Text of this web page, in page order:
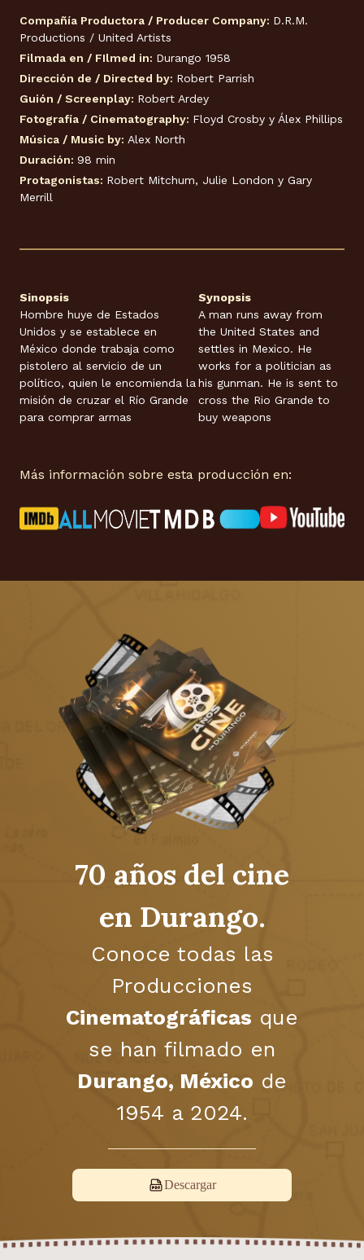
Compañía Productora / Producer Company: D.R.M.
Productions / United Artists
Filmada en / FIlmed in: Durango 1958
Dirección de / Directed by: Robert Parrish
Guión / Screenplay: Robert Ardey
Fotografía / Cinematography: Floyd Crosby y Álex Phillips
Música / Music by: Alex North
Duración: 98 min
Protagonistas: Robert Mitchum, Julie London y Gary
Merrill
Sinopsis
Hombre huye de Estados
Unidos y se establece en
México donde trabaja como
pistolero al servicio de un
político, quien le encomienda la
misión de cruzar el Río Grande
para comprar armas
Synopsis
A man runs away from
the United States and
settles in Mexico. He
works for a politician as
his gunman. He is sent to
cross the Rio Grande to
buy weapons
Más información sobre esta producción en:
70 años del cine
en Durango.
Conoce todas las
Producciones
Cinematográficas que
se han filmado en
Durango, México de
1954 a 2024.
Descargar